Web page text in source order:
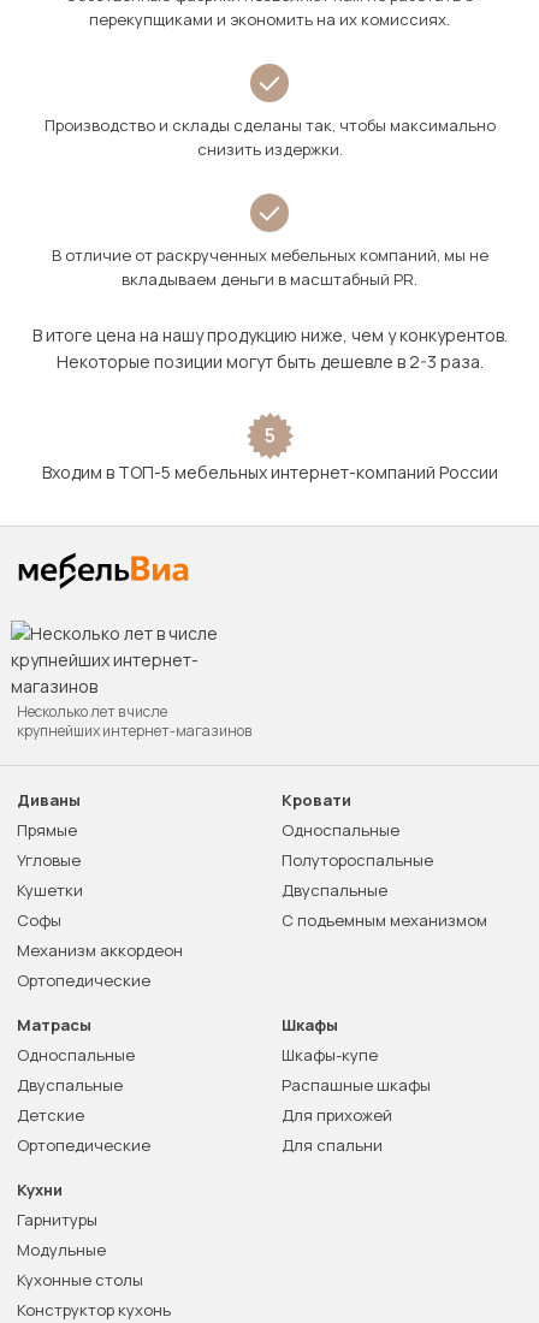
перекупщиками и экономить на их комиссиях.
Производство и склады сделаны так, чтобы максимально
снизить издержки.
В отличие от раскрученных мебельных компаний, мы не
вкладываем деньги в масштабный PR.
В итоге цена на нашу продукцию ниже, чем у конкурентов.
Некоторые позиции могут быть дешевле в 2-3 раза.
5
Входим в ТОП-5 мебельных интернет-компаний России
Несколько лет в числе
крупнейших интернет-магазинов
Диваны
Прямые
Угловые
Кушетки
Софы
Механизм аккордеон
Ортопедические
Кровати
Односпальные
Полутороспальные
Двуспальные
С подъемным механизмом
Матрасы
Односпальные
Двуспальные
Детские
Ортопедические
Шкафы
Шкафы-купе
Распашные шкафы
Для прихожей
Для спальни
Кухни
Гарнитуры
Модульные
Кухонные столы
Конструктор кухонь